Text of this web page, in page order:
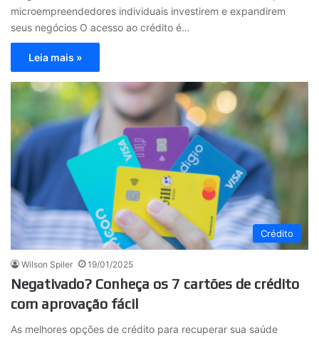
microempreendedores individuais investirem e expandirem
seus negócios O acesso ao crédito é…
Leia mais »
Crédito
Wilson Spiler 19/01/2025
Negativado? Conheça os 7 cartões de crédito
com aprovação fácil
As melhores opções de crédito para recuperar sua saúde